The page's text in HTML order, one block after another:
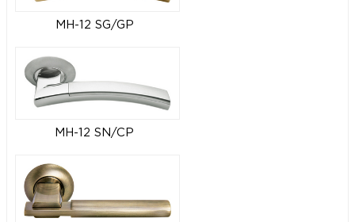
MH-12 SG/GP
MH-12 SN/CP